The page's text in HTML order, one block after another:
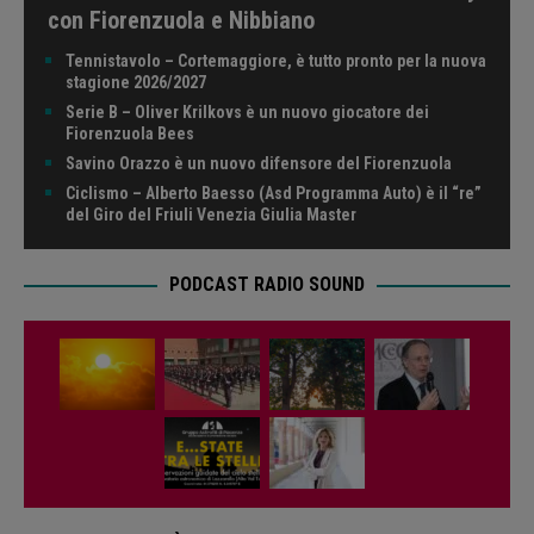
con Fiorenzuola e Nibbiano
Tennistavolo – Cortemaggiore, è tutto pronto per la nuova
stagione 2026/2027
Serie B – Oliver Krilkovs è un nuovo giocatore dei
Fiorenzuola Bees
Savino Orazzo è un nuovo difensore del Fiorenzuola
Ciclismo – Alberto Baesso (Asd Programma Auto) è il “re”
del Giro del Friuli Venezia Giulia Master
PODCAST RADIO SOUND